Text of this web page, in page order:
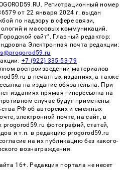
Регистрационный номер
от 22 января 2024 г. выдан
по надзору в сфере связи,
и массовых коммуникаций.
сайт". Главный редактор:
Электронная почта редакции:
+7 (922) 335-53-79
воспроизведении материалов
в печатных изданиях, а также
на издание обязательна. При
изданиях прямая гиперссылка на
случае будут применены
РФ об авторских и смежных
электронной почте, на сайт, в
фотографий, статей,
и т.п. в редакцию progorod59.ru
на их публикацию без какого-
вознаграждения.
16+. Редакция портала не несет